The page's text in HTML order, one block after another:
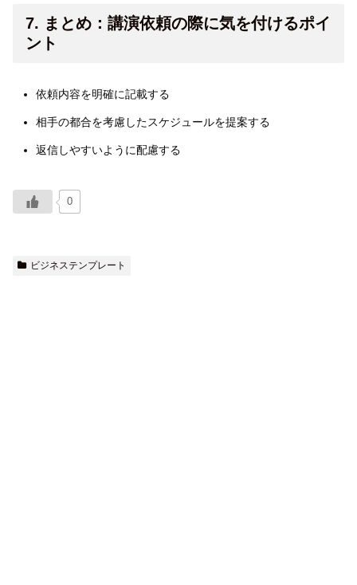
7. まとめ：講演依頼の際に気を付けるポイ
ント
依頼内容を明確に記載する
相手の都合を考慮したスケジュールを提案する
返信しやすいように配慮する
0
ビジネステンプレート